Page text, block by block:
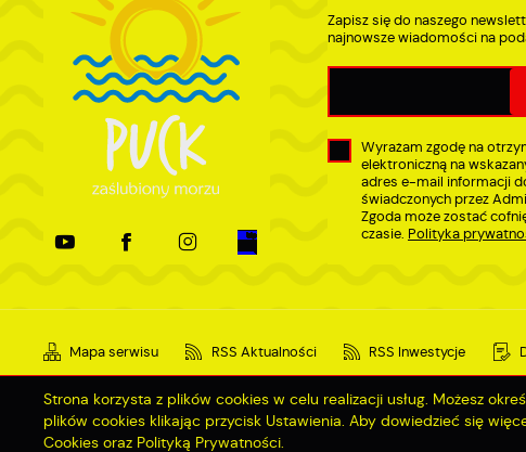
Zapisz się do naszego
najnowsze wiadomości na
Wyrażam zgodę na
elektroniczną na
adres e-mail informacji
świadczonych przez
Zgoda może zostać
czasie. Polityka
Mapa serwisu RSS Aktualności RSS Inwestycje
Copyright by miastopuck.pl
Strona korzysta z plików cookies w celu realizacji usług. Możesz
plików cookies klikając przycisk Ustawienia. Aby dowiedzieć się
Cookies oraz Polityką Prywatności.